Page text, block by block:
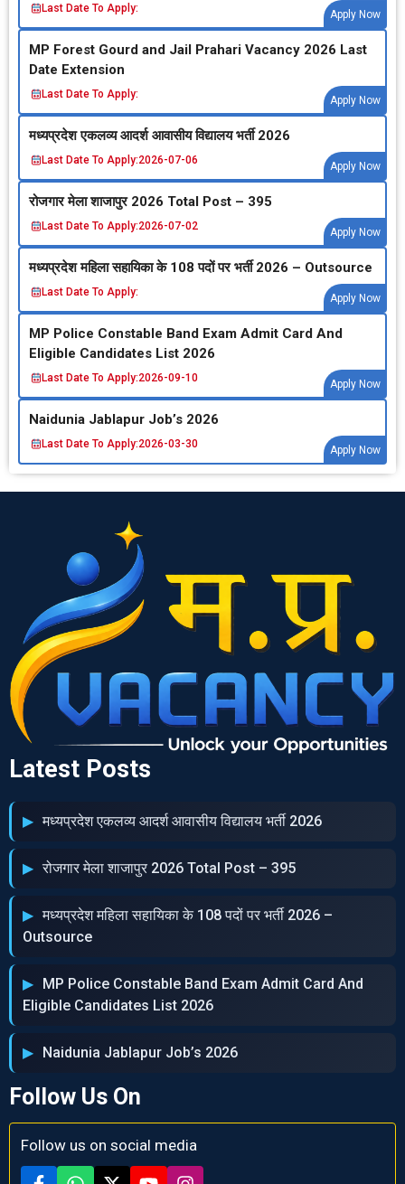
Last Date To Apply:
Apply Now
MP Forest Gourd and Jail Prahari Vacancy 2026 Last
Date Extension
Last Date To Apply:
Apply Now
मध्‍यप्रदेश एकलव्‍य आदर्श आवासीय विद्यालय भर्ती 2026
Last Date To Apply:2026-07-06
Apply Now
रोजगार मेला शाजापुर 2026 Total Post – 395
Last Date To Apply:2026-07-02
Apply Now
मध्‍यप्रदेश महिला सहायिका के 108 पदों पर भर्ती 2026 – Outsource
Last Date To Apply:
Apply Now
MP Police Constable Band Exam Admit Card And
Eligible Candidates List 2026
Last Date To Apply:2026-09-10
Apply Now
Naidunia Jablapur Job’s 2026
Last Date To Apply:2026-03-30
Apply Now
Latest Posts
मध्‍यप्रदेश एकलव्‍य आदर्श आवासीय विद्यालय भर्ती 2026
रोजगार मेला शाजापुर 2026 Total Post – 395
मध्‍यप्रदेश महिला सहायिका के 108 पदों पर भर्ती 2026 –
Outsource
MP Police Constable Band Exam Admit Card And
Eligible Candidates List 2026
Naidunia Jablapur Job’s 2026
Follow Us On
Follow us on social media